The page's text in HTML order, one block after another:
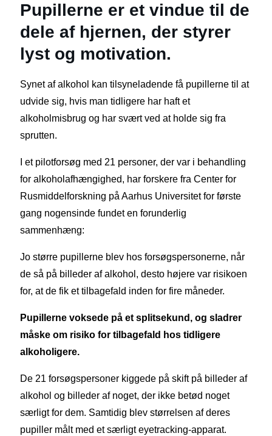
Pupillerne er et vindue til de
dele af hjernen, der styrer
lyst og motivation.
Synet af alkohol kan tilsyneladende få pupillerne til at
udvide sig, hvis man tidligere har haft et
alkoholmisbrug og har svært ved at holde sig fra
sprutten.
I et pilotforsøg med 21 personer, der var i behandling
for alkoholafhængighed, har forskere fra Center for
Rusmiddelforskning på Aarhus Universitet for første
gang nogensinde fundet en forunderlig
sammenhæng:
Jo større pupillerne blev hos forsøgspersonerne, når
de så på billeder af alkohol, desto højere var risikoen
for, at de fik et tilbagefald inden for fire måneder.
Pupillerne voksede på et splitsekund, og sladrer
måske om risiko for tilbagefald hos tidligere
alkoholigere.
De 21 forsøgspersoner kiggede på skift på billeder af
alkohol og billeder af noget, der ikke betød noget
særligt for dem. Samtidig blev størrelsen af deres
pupiller målt med et særligt eyetracking-apparat.